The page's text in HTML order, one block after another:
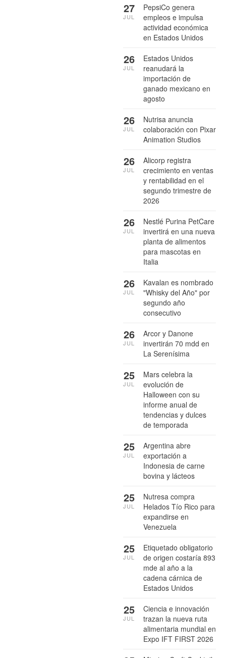
PepsiCo genera
empleos e impulsa
actividad económica
en Estados Unidos
27
JUL
Estados Unidos
reanudará la
importación de
ganado mexicano en
agosto
26
JUL
Nutrisa anuncia
colaboración con Pixar
Animation Studios
26
JUL
Alicorp registra
crecimiento en ventas
y rentabilidad en el
segundo trimestre de
2026
26
JUL
Nestlé Purina PetCare
invertirá en una nueva
planta de alimentos
para mascotas en
Italia
26
JUL
Kavalan es nombrado
"Whisky del Año" por
segundo año
consecutivo
26
JUL
Arcor y Danone
invertirán 70 mdd en
La Serenísima
26
JUL
Mars celebra la
evolución de
Halloween con su
informe anual de
tendencias y dulces
de temporada
25
JUL
Argentina abre
exportación a
Indonesia de carne
bovina y lácteos
25
JUL
Nutresa compra
Helados Tío Rico para
expandirse en
Venezuela
25
JUL
Etiquetado obligatorio
de origen costaría 893
mde al año a la
cadena cárnica de
Estados Unidos
25
JUL
Ciencia e innovación
trazan la nueva ruta
alimentaria mundial en
Expo IFT FIRST 2026
25
JUL